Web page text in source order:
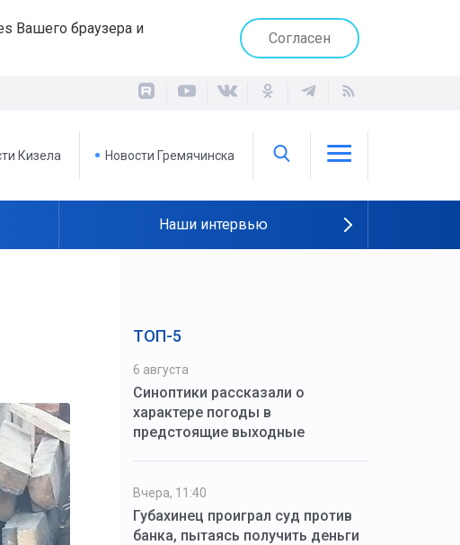
Вашего браузера и
Согласен
Кизела Новости Гремячинска
Наши интервью
ТОП-5
6 августа
Синоптики рассказали о
характере погоды в
предстоящие выходные
Вчера, 11:40
Губахинец проиграл суд против
банка, пытаясь получить деньги